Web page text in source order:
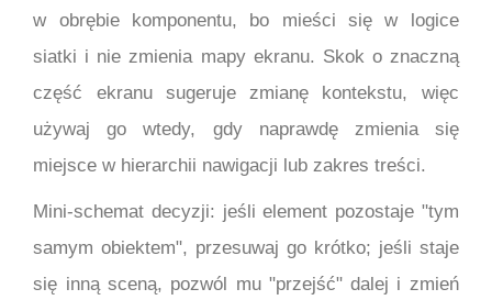
w obrębie komponentu, bo mieści się w logice
siatki i nie zmienia mapy ekranu. Skok o znaczną
część ekranu sugeruje zmianę kontekstu, więc
używaj go wtedy, gdy naprawdę zmienia się
miejsce w hierarchii nawigacji lub zakres treści.
Mini-schemat decyzji: jeśli element pozostaje "tym
samym obiektem", przesuwaj go krótko; jeśli staje
się inną sceną, pozwól mu "przejść" dalej i zmień